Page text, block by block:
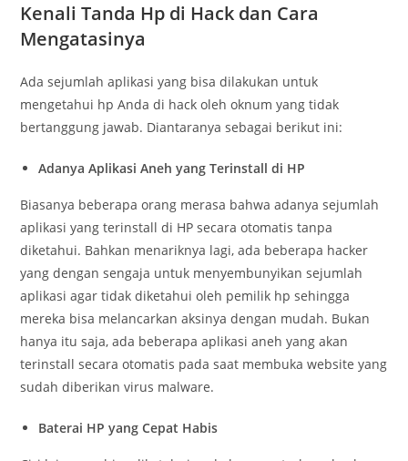
Kenali Tanda Hp di Hack dan Cara
Mengatasinya
Ada sejumlah aplikasi yang bisa dilakukan untuk
mengetahui hp Anda di hack oleh oknum yang tidak
bertanggung jawab. Diantaranya sebagai berikut ini:
Adanya Aplikasi Aneh yang Terinstall di HP
Biasanya beberapa orang merasa bahwa adanya sejumlah
aplikasi yang terinstall di HP secara otomatis tanpa
diketahui. Bahkan menariknya lagi, ada beberapa hacker
yang dengan sengaja untuk menyembunyikan sejumlah
aplikasi agar tidak diketahui oleh pemilik hp sehingga
mereka bisa melancarkan aksinya dengan mudah. Bukan
hanya itu saja, ada beberapa aplikasi aneh yang akan
terinstall secara otomatis pada saat membuka website yang
sudah diberikan virus malware.
Baterai HP yang Cepat Habis